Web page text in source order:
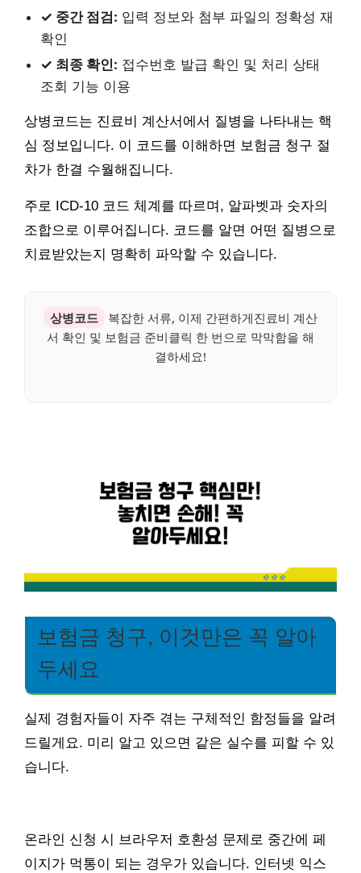
✓ 중간 점검: 입력 정보와 첨부 파일의 정확성 재
확인
✓ 최종 확인: 접수번호 발급 확인 및 처리 상태
조회 기능 이용
상병코드는 진료비 계산서에서 질병을 나타내는 핵
심 정보입니다. 이 코드를 이해하면 보험금 청구 절
차가 한결 수월해집니다.
주로 ICD-10 코드 체계를 따르며, 알파벳과 숫자의
조합으로 이루어집니다. 코드를 알면 어떤 질병으로
치료받았는지 명확히 파악할 수 있습니다.
상병코드
복잡한 서류, 이제 간편하게진료비 계산
서 확인 및 보험금 준비클릭 한 번으로 막막함을 해
결하세요!
보험금 청구, 이것만은 꼭 알아
두세요
실제 경험자들이 자주 겪는 구체적인 함정들을 알려
드릴게요. 미리 알고 있으면 같은 실수를 피할 수 있
습니다.
온라인 신청 시 브라우저 호환성 문제로 중간에 페
이지가 먹통이 되는 경우가 있습니다. 인터넷 익스